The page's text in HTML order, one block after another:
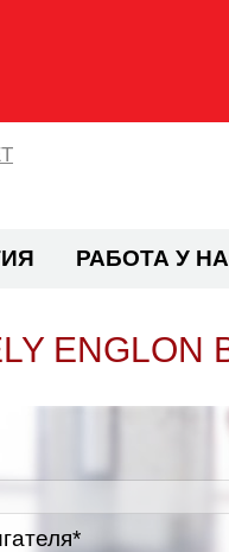
РАБОТА У